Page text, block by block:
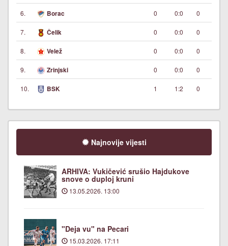
6. Borac 0 0:0 0
7. Čelik 0 0:0 0
8. Velež 0 0:0 0
9. Zrinjski 0 0:0 0
10. BSK 1 1:2 0
Najnovije vijesti
ARHIVA: Vukičević srušio Hajdukove
snove o duploj kruni
13.05.2026. 13:00
"Deja vu" na Pecari
15.03.2026. 17:11